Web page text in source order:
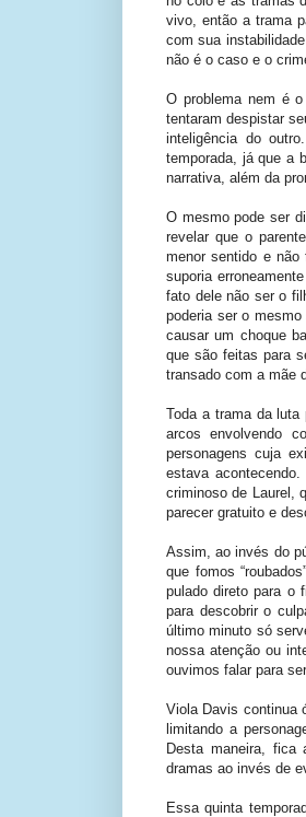
vivo, então a trama
com sua
não é o caso e o
O problema nem é
tentaram despistar
inteligência do
temporada, já que a
narrativa, além da
O mesmo pode ser
revelar que o
menor sentido e
suporia
fato dele não ser o
poderia ser o
causar um choque
que são feitas para
transado com a mãe
Toda a trama da luta
arcos envolvendo
personagens cuja
estava
criminoso de Laurel,
parecer gratuito e
Assim, ao invés do
que fomos
pulado direto para o
para descobrir o
último minuto só
nossa atenção ou
ouvimos falar para
Viola Davis continua
limitando a
Desta maneira, fica
dramas ao invés de
Essa quinta